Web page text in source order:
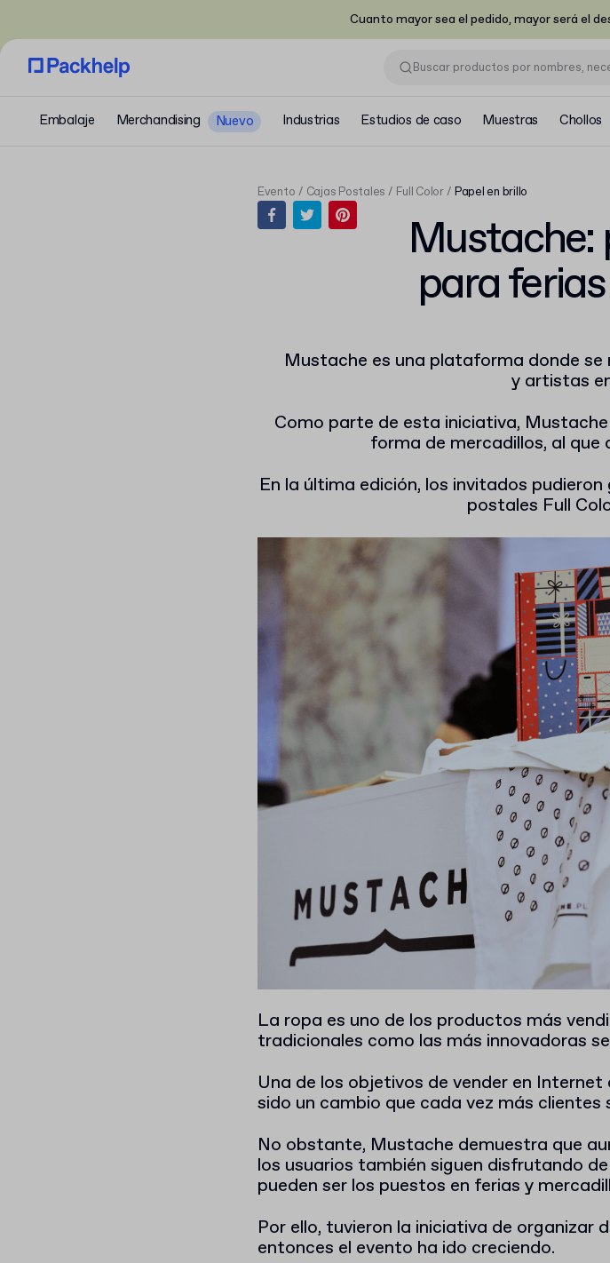
Cuanto mayor sea el pedido, mayor será el
Embalaje Merchandising Nuevo Industrias Estudios de caso Muestras Chollos
Mustache:
para
Evento Cajas Postales Full Color Papel en brillo
Mustache es una plataforma donde se
y artistas
Como parte de esta iniciativa,
forma de mercadillos, al que
En la última edición, los invitados
postales Full
La ropa es uno de los productos más
tradicionales como las más innovadoras
Una de los objetivos de vender en
sido un cambio que cada vez más clientes
No obstante, Mustache demuestra que
los usuarios también siguen disfrutando
pueden ser los puestos en ferias y
Por ello, tuvieron la iniciativa de organizar
entonces el evento ha ido creciendo.